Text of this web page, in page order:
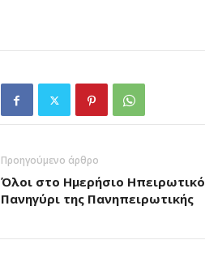
Προηγούμενο άρθρο
Όλοι στο Ημερήσιο Ηπειρωτικό
Πανηγύρι της Πανηπειρωτικής